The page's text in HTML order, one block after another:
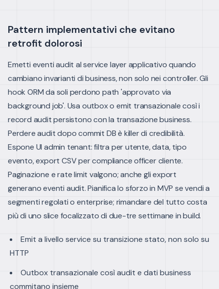
Pattern implementativi che evitano
retrofit dolorosi
Emetti eventi audit al service layer applicativo quando
cambiano invarianti di business, non solo nei controller. Gli
hook ORM da soli perdono path 'approvato via
background job'. Usa outbox o emit transazionale così i
record audit persistono con la transazione business.
Perdere audit dopo commit DB è killer di credibilità.
Espone UI admin tenant: filtra per utente, data, tipo
evento, export CSV per compliance officer cliente.
Paginazione e rate limit valgono; anche gli export
generano eventi audit.Pianifica lo sforzo in MVP se vendi a
segmenti regolati o enterprise; rimandare del tutto costa
più di uno slice focalizzato di due-tre settimane in build.
Emit a livello service su transizione stato, non solo su
HTTP
Outbox transazionale così audit e dati business
commitano insieme